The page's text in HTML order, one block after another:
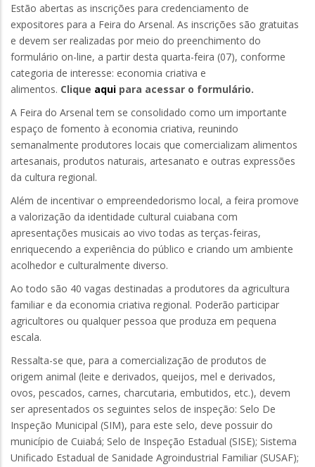
Estão abertas as inscrições para credenciamento de
expositores para a Feira do Arsenal. As inscrições são gratuitas
e devem ser realizadas por meio do preenchimento do
formulário on-line, a partir desta quarta-feira (07), conforme
categoria de interesse: economia criativa e
alimentos. Clique aqui para acessar o formulário.
A Feira do Arsenal tem se consolidado como um importante
espaço de fomento à economia criativa, reunindo
semanalmente produtores locais que comercializam alimentos
artesanais, produtos naturais, artesanato e outras expressões
da cultura regional.
Além de incentivar o empreendedorismo local, a feira promove
a valorização da identidade cultural cuiabana com
apresentações musicais ao vivo todas as terças-feiras,
enriquecendo a experiência do público e criando um ambiente
acolhedor e culturalmente diverso.
Ao todo são 40 vagas destinadas a produtores da agricultura
familiar e da economia criativa regional. Poderão participar
agricultores ou qualquer pessoa que produza em pequena
escala.
Ressalta-se que, para a comercialização de produtos de
origem animal (leite e derivados, queijos, mel e derivados,
ovos, pescados, carnes, charcutaria, embutidos, etc.), devem
ser apresentados os seguintes selos de inspeção: Selo De
Inspeção Municipal (SIM), para este selo, deve possuir do
município de Cuiabá; Selo de Inspeção Estadual (SISE); Sistema
Unificado Estadual de Sanidade Agroindustrial Familiar (SUSAF);